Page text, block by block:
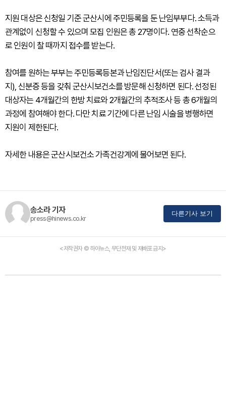
지원 대상은 신청일 기준 군산시에 주민등록을 둔 난임부부다. 소득과
관계없이 신청할 수 있으며 모집 인원은 총 27명이다. 연중 선착순으
로 인원이 찰 때까지 접수를 받는다.
참여를 원하는 부부는 주민등록등본과 난임진단서(또는 검사 결과
지), 신분증 등을 갖춰 군산시보건소를 방문해 신청하면 된다. 선정된
대상자는 4개월간의 한방 치료와 2개월간의 추적조사 등 총 6개월의
과정에 참여해야 한다. 다만 치료 기간에 다른 난임 시술을 병행하면
지원이 제한된다.
자세한 내용은 군산시보건소 가족건강계에 물어보면 된다.
송소라 기자
press@hinews.co.kr
다른기사 보기
<저작권자 © 하이뉴스, 무단전재 및 재배포 금지>